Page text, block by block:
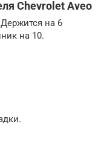
Chevrolet Aveo
на 6
на 10.